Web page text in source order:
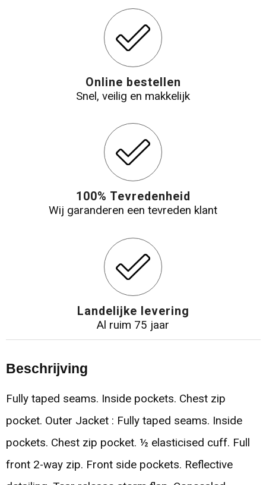
Online bestellen
Snel, veilig en makkelijk
100% Tevredenheid
Wij garanderen een tevreden klant
Landelijke levering
Al ruim 75 jaar
Beschrijving
Fully taped seams. Inside pockets. Chest zip
pocket. Outer Jacket : Fully taped seams. Inside
pockets. Chest zip pocket. ½ elasticised cuff. Full
front 2-way zip. Front side pockets. Reflective